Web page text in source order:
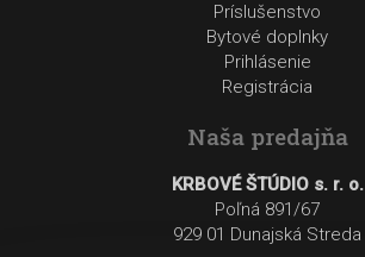
Príslušenstvo
Bytové doplnky
Prihlásenie
Registrácia
Naša predajňa
KRBOVÉ ŠTÚDIO s. r. o.
Poľná 891/67
929 01 Dunajská Streda